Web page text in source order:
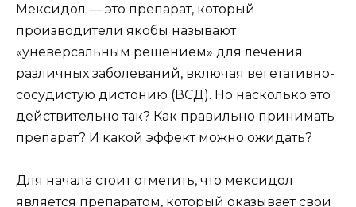
Мексидол — это препарат, который
производители якобы называют
«уневерсальным решением» для лечения
различных заболеваний, включая вегетативно-
сосудистую дистонию (ВСД). Но насколько это
действительно так? Как правильно принимать
препарат? И какой эффект можно ожидать?
Для начала стоит отметить, что мексидол
является препаратом, который оказывает свои